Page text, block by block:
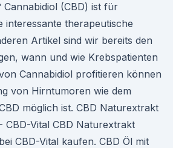
Cannabidiol (CBD) ist für
interessante therapeutische
Artikel sind wir bereits den
wann und wie Krebspatienten
Cannabidiol profitieren können
von Hirntumoren wie dem
möglich ist. CBD Naturextrakt
CBD-Vital CBD Naturextrakt
CBD-Vital kaufen. CBD Öl mit